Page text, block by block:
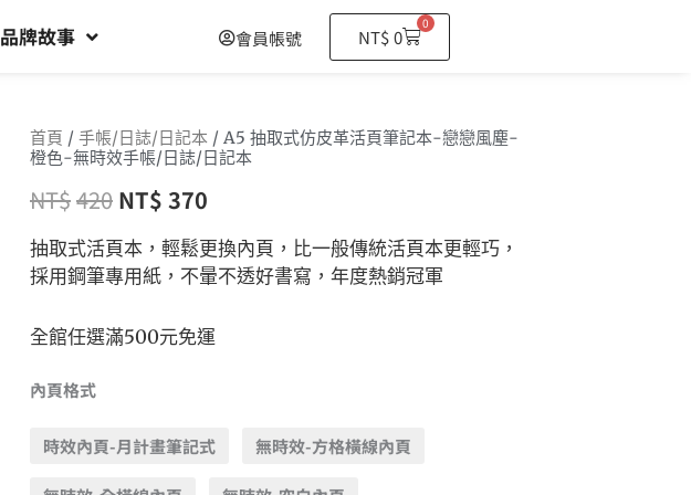
品牌故事 會員帳號 NT$0
0
購
物
首頁 / 手帳/日誌/日記本 / A5 抽取式仿皮革活頁筆記本-戀戀風塵-
橙色-無時效手帳/日誌/日記本
NT$420 NT$ 370
抽取式活頁本，輕鬆更換內頁，比一般傳統活頁本更輕巧，
採用鋼筆專用紙，不暈不透好書寫，年度熱銷冠軍
全館任選滿500元免運
內頁格式
時效內頁-月計畫筆記式 無時效-方格橫線內頁